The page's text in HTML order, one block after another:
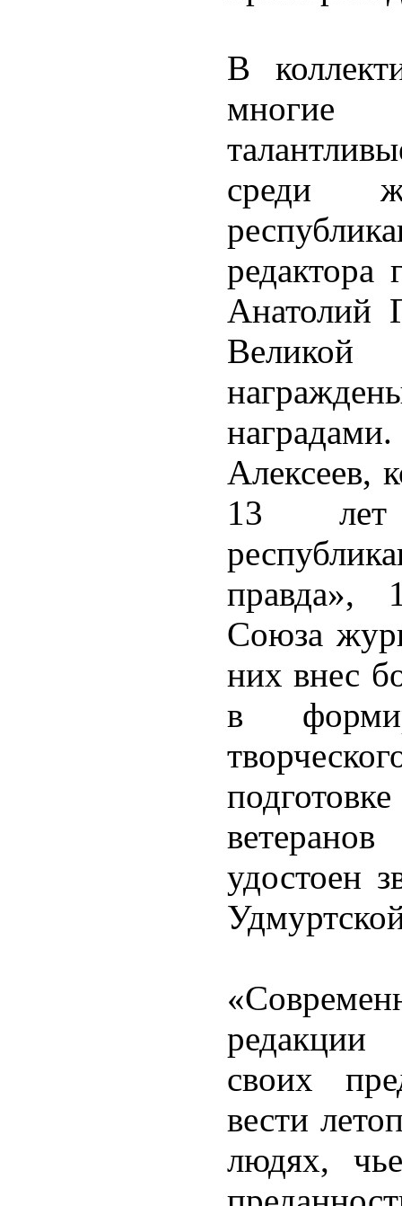
В
многие
среди
Анатолий
Алексеев,
13 лет
правда»,
Союза
них внес
в
удостоен
редакции
своих
вести
людях,